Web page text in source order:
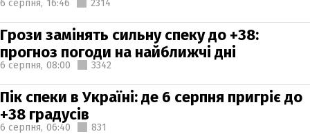
6 серпня, 16:46 2314
Грози замінять сильну спеку до +38:
прогноз погоди на найближчі дні
6 серпня, 08:00 3342
Пік спеки в Україні: де 6 серпня пригріє до
+38 градусів
6 серпня, 06:40 831